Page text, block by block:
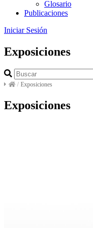
Glosario
Publicaciones
Iniciar Sesión
Exposiciones
/ Exposiciones
Exposiciones